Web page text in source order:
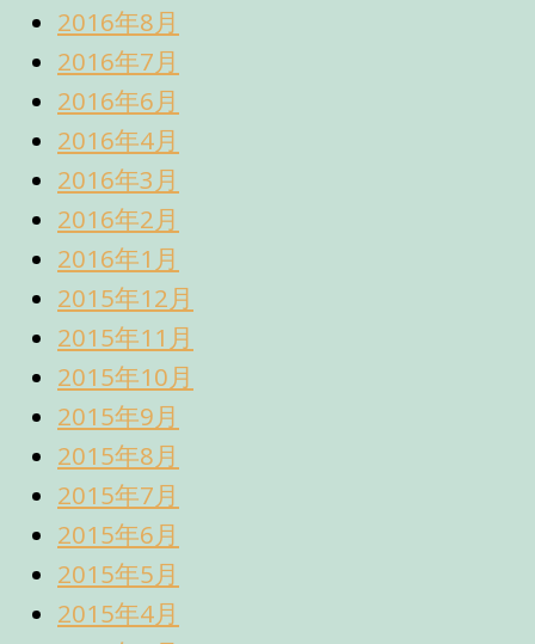
2016年8月
2016年7月
2016年6月
2016年4月
2016年3月
2016年2月
2016年1月
2015年12月
2015年11月
2015年10月
2015年9月
2015年8月
2015年7月
2015年6月
2015年5月
2015年4月